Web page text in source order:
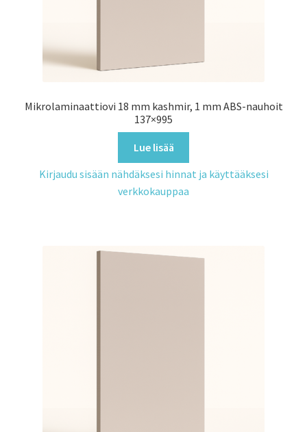
Mikrolaminaattiovi 18 mm kashmir, 1 mm ABS-nauhoit
137×995
Lue lisää
Kirjaudu sisään nähdäksesi hinnat ja käyttääksesi
verkkokauppaa